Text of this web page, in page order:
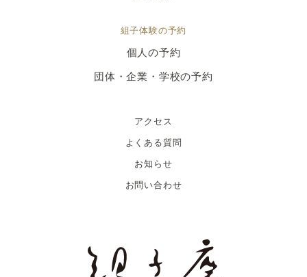
組子体験の予約
個人の予約
団体・企業・学校の予約
アクセス
よくある質問
お知らせ
お問い合わせ